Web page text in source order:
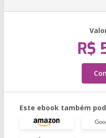
R$
Este ebook também